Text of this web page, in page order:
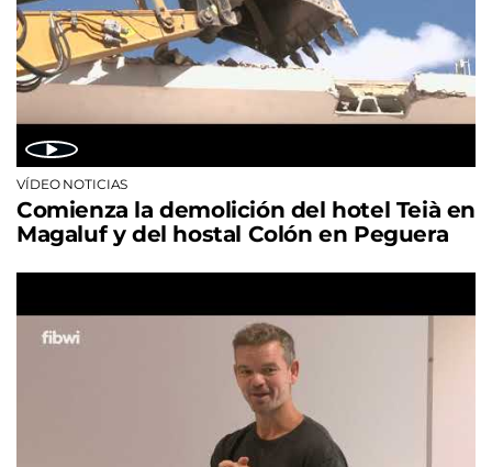
VÍDEO NOTICIAS
Comienza la demolición del hotel Teià en
Magaluf y del hostal Colón en Peguera